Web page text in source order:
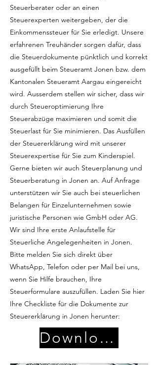
Steuerberater oder an einen
Steuerexperten weitergeben, der die
Einkommenssteuer für Sie erledigt. Unsere
erfahrenen Treuhänder sorgen dafür, dass
die Steuerdokumente pünktlich und korrekt
ausgefüllt beim Steueramt Jonen bzw. dem
Kantonalen Steueramt Aargau eingereicht
wird. Ausserdem stellen wir sicher, dass wir
durch Steueroptimierung Ihre
Steuerabzüge maximieren und somit die
Steuerlast für Sie minimieren. Das Ausfüllen
der Steuererklärung wird mit unserer
Steuerexpertise für Sie zum Kinderspiel.
Gerne bieten wir auch Steuerplanung und
Steuerberatung in Jonen an. Auf Anfrage
unterstützen wir Sie auch bei steuerlichen
Belangen für Einzelunternehmen sowie
juristische Personen wie GmbH oder AG.
Wir sind Ihre erste Anlaufstelle für
Steuerliche Angelegenheiten in Jonen.
Bitte melden Sie sich direkt über
WhatsApp, Telefon oder per Mail bei uns,
wenn Sie Hilfe brauchen, Ihre
Steuerformulare auszufüllen. Laden Sie hier
Ihre Checkliste für die Dokumente zur
Steuererklärung in Jonen herunter:
Download